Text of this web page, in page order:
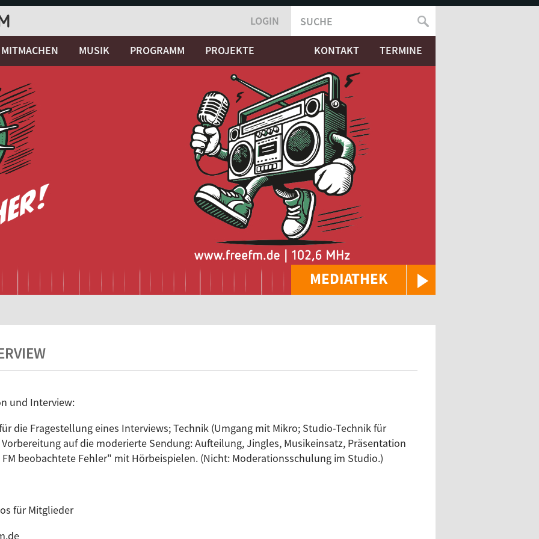
MEDIATHEK
LOGIN
SUCHFORMULAR
SUCHE
MITMACHEN MUSIK PROGRAMM PROJEKTE KONTAKT TERMINE
und Interview:
die Fragestellung eines Interviews; Technik (Umgang mit Mikro; Studio-Technik für
auf die moderierte Sendung: Aufteilung, Jingles, Musikeinsatz, Präsentation
beobachtete Fehler" mit Hörbeispielen. (Nicht: Moderationsschulung im Studio.)
für Mitglieder